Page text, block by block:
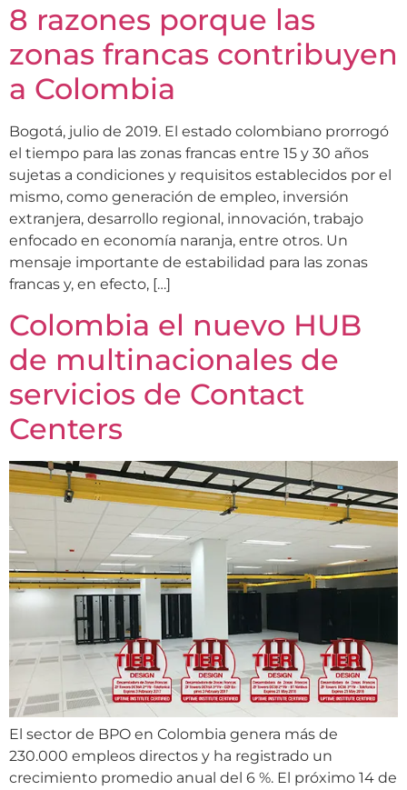
8 razones porque las
zonas francas contribuyen
a Colombia
Bogotá, julio de 2019. El estado colombiano prorrogó
el tiempo para las zonas francas entre 15 y 30 años
sujetas a condiciones y requisitos establecidos por el
mismo, como generación de empleo, inversión
extranjera, desarrollo regional, innovación, trabajo
enfocado en economía naranja, entre otros. Un
mensaje importante de estabilidad para las zonas
francas y, en efecto, […]
Colombia el nuevo HUB
de multinacionales de
servicios de Contact
Centers
El sector de BPO en Colombia genera más de
230.000 empleos directos y ha registrado un
crecimiento promedio anual del 6 %. El próximo 14 de